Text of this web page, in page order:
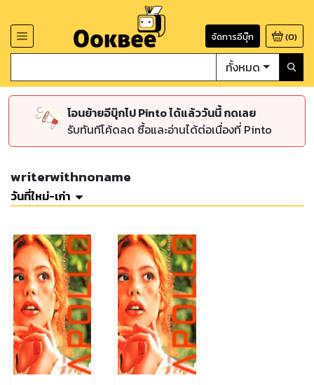
จัดการอีบุ๊ก (0)
ทั้งหมด
โอนย้ายอีบุ๊กไป Pinto ได้แล้ววันนี้ กดเลย
รับทันทีโค้ดลด ซื้อและอ่านได้ต่อเนื่องที่ Pinto
writerwithnoname
วันที่ใหม่-เก่า